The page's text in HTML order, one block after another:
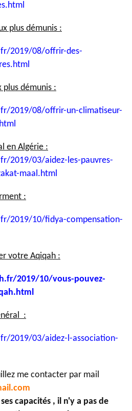
plus démunis :
2019/08/offrir-des-
démunis :
2019/08/offrir-un-climatiseur-
en Algérie :
2019/03/aidez-les-pauvres-
maal.html
:
2019/10/fidya-compensation-
votre Aqiqah :
2019/10/vous-pouvez-
:
2019/03/aidez-l-association-
me contacter par mail
capacités , il n'y a pas de